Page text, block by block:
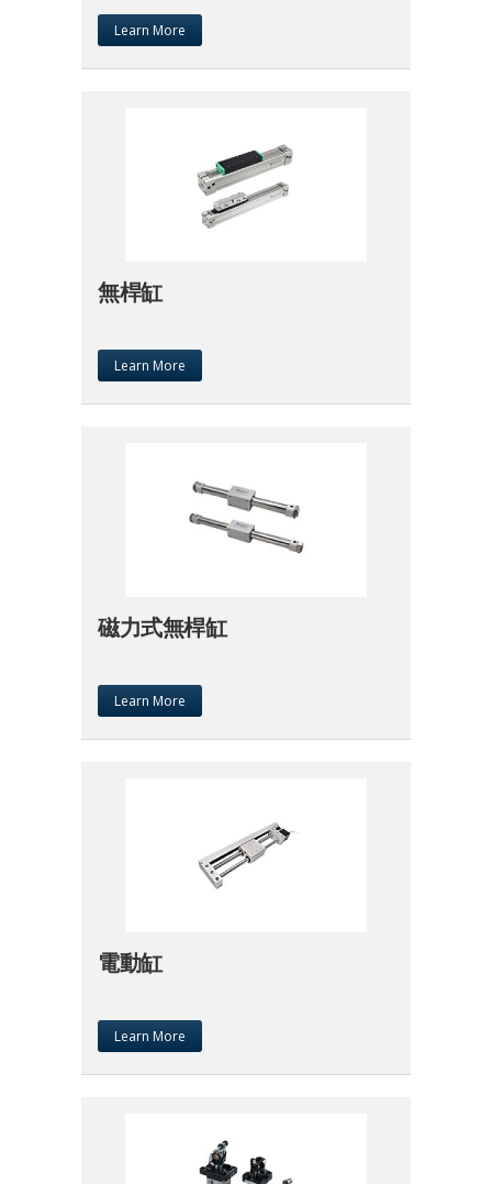
Learn More
無桿缸
Learn More
磁力式無桿缸
Learn More
電動缸
Learn More